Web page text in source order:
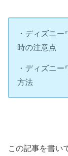
・ディズニ
時の注意点
・ディズニ
方法
この記事を書い